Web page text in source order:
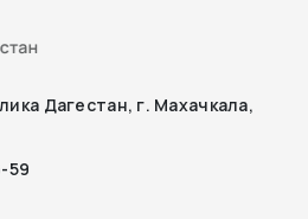
Дагестан, г. Махачкала,
59